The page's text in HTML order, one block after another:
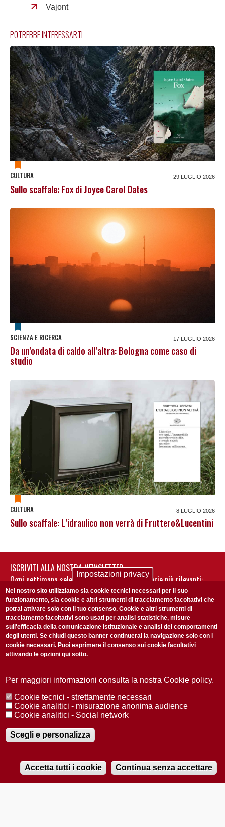
Audio
Vajont
POTREBBE INTERESSARTI
CULTURA 29 LUGLIO 2026
Sullo scaffale: Fox di Joyce Carol Oates
SCIENZA E RICERCA 17 LUGLIO 2026
Da un’ondata di caldo all’altra: Bologna come caso di
studio
CULTURA 8 LUGLIO 2026
Sullo scaffale: L’idraulico non verrà di Fruttero&Lucentini
ISCRIVITI ALLA NOSTRA NEWSLETTER
Ogni settimana selezioniamo per te nostre storie più rilevanti:
non perderti gli aggiornamenti della nostra newsletter
Accetto laPrivacy Policy
Redazione Copyright Privacy
Area stampa
© 2025 Università di Padova
Registrazione presso il Tribunale di Padova n. 2097/2012 del 18 giugno
2012
Impostazioni privacy
Nel nostro sito utilizziamo sia cookie tecnici necessari per il suo
funzionamento, sia cookie e altri strumenti di tracciamento facoltativi che
potrai attivare solo con il tuo consenso. Cookie e altri strumenti di
tracciamento facoltativi sono usati per analisi statistiche, misure
sull'efficacia della comunicazione istituzionale e analisi dei comportamenti
degli utenti. Se chiudi questo banner continuerai la navigazione solo con i
cookie necessari. Puoi esprimere il consenso sui cookie facoltativi
attivando le opzioni qui sotto.
Per maggiori informazioni consulta la nostra Cookie policy.
Cookie tecnici - strettamente necessari
Cookie analitici - misurazione anonima audience
Cookie analitici - Social network
Scegli e personalizza
Accetta tutti i cookie Continua senza accettare